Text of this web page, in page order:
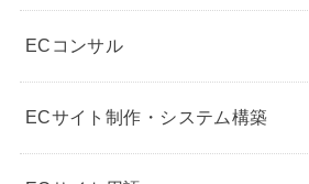
ECコンサル
ECサイト制作・システム構築